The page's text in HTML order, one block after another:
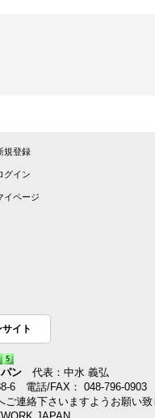
規登録
グイン
イページ
イト
ン代表：中水 義弘
6 電話/FAX： 048-796-0903
連絡下さいますようお願い致